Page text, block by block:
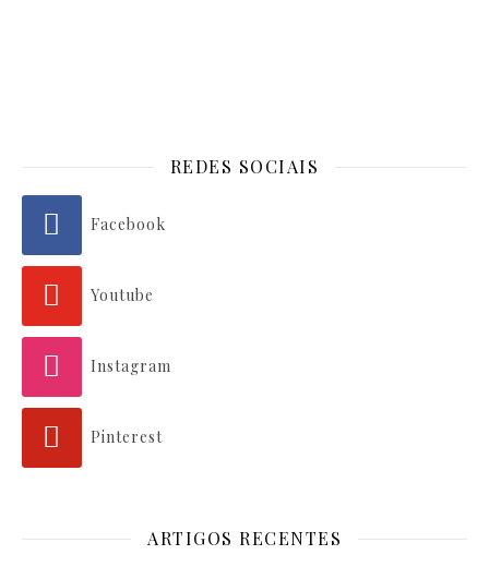
REDES SOCIAIS
Facebook
Youtube
Instagram
Pinterest
ARTIGOS RECENTES